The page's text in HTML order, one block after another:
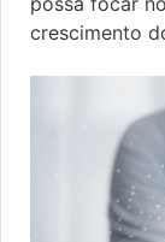
crescimento